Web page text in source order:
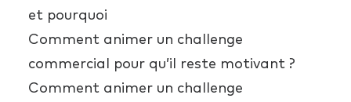
et pourquoi
Comment animer un challenge
commercial pour qu’il reste motivant ?
Comment animer un challenge